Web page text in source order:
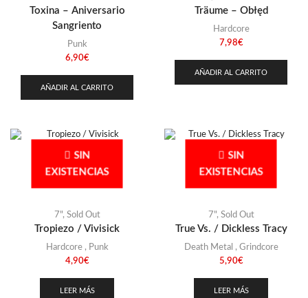
Toxina – Aniversario
Sangriento
Punk
6,90€
AÑADIR AL CARRITO
Träume – Obłęd
Hardcore
7,98€
AÑADIR AL CARRITO
SIN
EXISTENCIAS
7", Sold Out
Tropiezo / Vivisick
Hardcore, Punk
4,90€
LEER MÁS
SIN
EXISTENCIAS
7", Sold Out
True Vs. / Dickless Tracy
Death Metal , Grindcore
5,90€
LEER MÁS